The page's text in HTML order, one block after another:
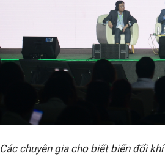
Các chuyên gia cho biết biến đổi